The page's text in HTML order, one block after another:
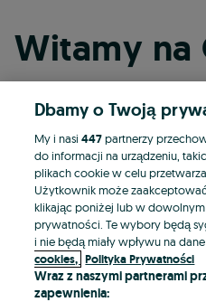
Witamy na
Kontynuuj
Kontynuuj
Kontynuuj
Dbamy o Twoją
My i nasi447partnerzy
do informacji na urządzeniu,
plikach cookie w celu
Użytkownik może
klikając poniżej lub w
prywatności. Te wybory będą
i nie będą miały wpływu na
cookies, Polityka Prywatności
Wraz z naszymi partnerami
zapewnienia: